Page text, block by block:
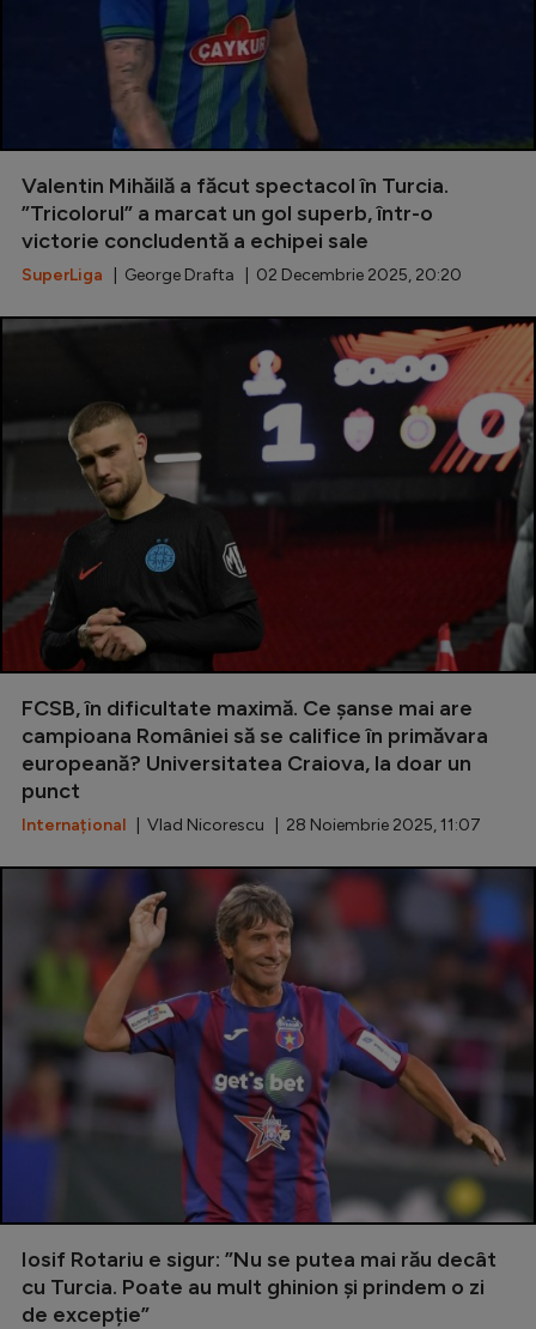
Valentin Mihăilă a făcut spectacol în Turcia.
”Tricolorul” a marcat un gol superb, într-o
victorie concludentă a echipei sale
SuperLiga | George Drafta | 02 Decembrie 2025, 20:20
FCSB, în dificultate maximă. Ce șanse mai are
campioana României să se califice în primăvara
europeană? Universitatea Craiova, la doar un
punct
Internațional | Vlad Nicorescu | 28 Noiembrie 2025, 11:07
Iosif Rotariu e sigur: ”Nu se putea mai rău decât
cu Turcia. Poate au mult ghinion și prindem o zi
de excepție”